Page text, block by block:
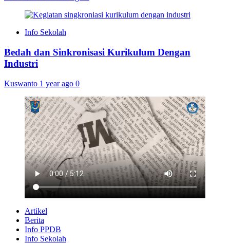
Info Sekolah
Bedah dan Sinkronisasi Kurikulum Dengan
Industri
Kuswanto 1 year ago 0
Artikel
Berita
Info PPDB
Info Sekolah